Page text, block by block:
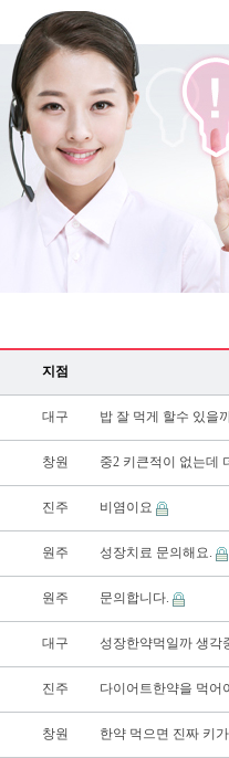
지점
대구 밥 잘 먹게 할수 있을
창원 중2 키큰적이 없는데
진주 비염이요
원주 성장치료 문의해요.
원주 문의합니다.
대구 성장한약먹일까 생각
진주 다이어트한약을 먹어
창원 한약 먹으면 진짜 키